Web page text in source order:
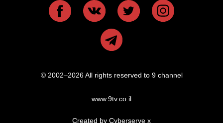
© 2002–2026 All rights reserved to 9 channel
www.9tv.co.il
Created by Cyberserve x